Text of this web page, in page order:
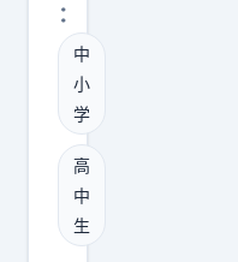
，
是
不
是
不
太
合
：
中
小
学
高
中
生